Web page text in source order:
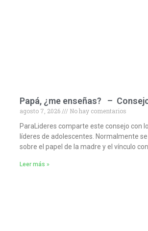
Papá, ¿me enseñas? –
agosto 7, 2026
No hay comentarios
ParaLideres comparte este consejo con
líderes de adolescentes. Normalmente
sobre el papel de la madre y el vínculo con
Leer más »